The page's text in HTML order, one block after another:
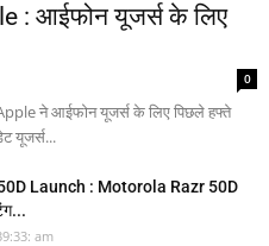
: आईफोन यूजर्स के लिए
0
ने आईफोन यूजर्स के लिए पिछले हफ्ते
यूजर्स...
Launch : Motorola Razr 50D
am